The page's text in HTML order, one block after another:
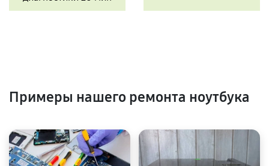
Примеры нашего ремонта ноутбука